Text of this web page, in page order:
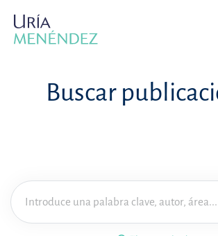
Buscar
Filtrar resultados
Área de práctica